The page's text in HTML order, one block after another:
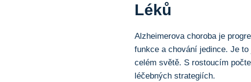
Léků
Alzheimerova choroba je
funkce a chování jedince. Je
celém světě. S rostoucím
léčebných strategiích.